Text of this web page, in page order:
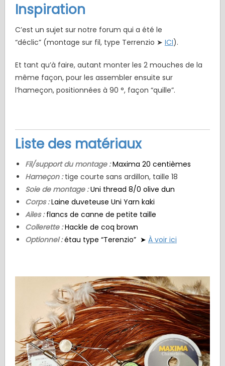
Inspiration
C’est un sujet sur notre forum qui a été le
“déclic” (montage sur fil, type Terrenzio ➤ ICI).
Et tant qu’à faire, autant monter les 2 mouches de la
même façon, pour les assembler ensuite sur
l’hameçon, positionnées à 90 °, façon “quille”.
Liste des matériaux
Fil/support du montage : Maxima 20 centièmes
Hameçon :tige courte sans ardillon, taille 18
Soie de montage : Uni thread 8/0 olive dun
Corps : Laine duveteuse Uni Yarn kaki
Ailes : flancs de canne de petite taille
Collerette : Hackle de coq brown
Optionnel : étau type “Terenzio” ➤ À voir ici